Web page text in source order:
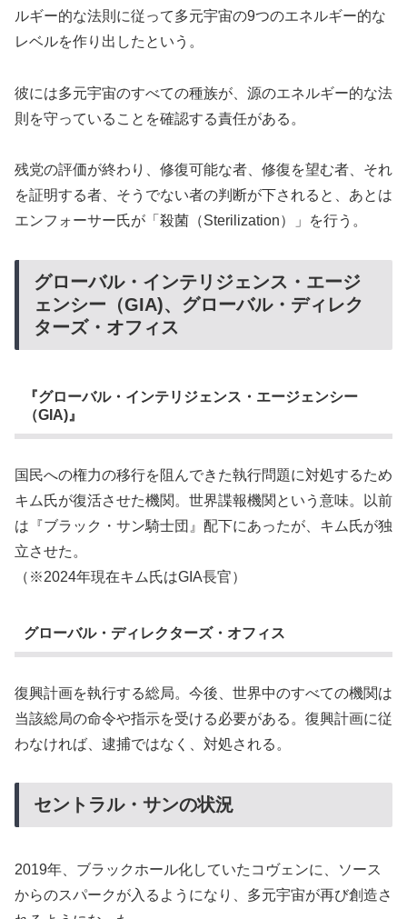
ルギー的な法則に従って多元宇宙の9つのエネルギー的な
レベルを作り出したという。
彼には多元宇宙のすべての種族が、源のエネルギー的な法
則を守っていることを確認する責任がある。
残党の評価が終わり、修復可能な者、修復を望む者、それ
を証明する者、そうでない者の判断が下されると、あとは
エンフォーサー氏が「殺菌（Sterilization）」を行う。
グローバル・インテリジェンス・エージ
ェンシー（GIA)、グローバル・ディレク
ターズ・オフィス
『グローバル・インテリジェンス・エージェンシー
（GIA)』
国民への権力の移行を阻んできた執行問題に対処するため
キム氏が復活させた機関。世界諜報機関という意味。以前
は『ブラック・サン騎士団』配下にあったが、キム氏が独
立させた。
（※2024年現在キム氏はGIA長官）
グローバル・ディレクターズ・オフィス
復興計画を執行する総局。今後、世界中のすべての機関は
当該総局の命令や指示を受ける必要がある。復興計画に従
わなければ、逮捕ではなく、対処される。
セントラル・サンの状況
2019年、ブラックホール化していたコヴェンに、ソース
からのスパークが入るようになり、多元宇宙が再び創造さ